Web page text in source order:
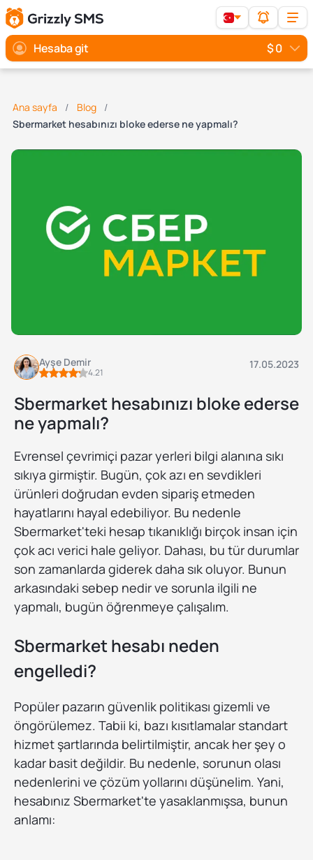
Hesaba git $ 0
Ana sayfa
Blog
Sbermarket hesabınızı bloke ederse ne yapmalı?
Ayşe Demir
4.21
17.05.2023
Sbermarket hesabınızı bloke ederse
ne yapmalı?
Evrensel çevrimiçi pazar yerleri bilgi alanına sıkı
sıkıya girmiştir. Bugün, çok azı en sevdikleri
ürünleri doğrudan evden sipariş etmeden
hayatlarını hayal edebiliyor. Bu nedenle
Sbermarket'teki hesap tıkanıklığı birçok insan için
çok acı verici hale geliyor. Dahası, bu tür durumlar
son zamanlarda giderek daha sık oluyor. Bunun
arkasındaki sebep nedir ve sorunla ilgili ne
yapmalı, bugün öğrenmeye çalışalım.
Sbermarket hesabı neden
engelledi?
Popüler pazarın güvenlik politikası gizemli ve
öngörülemez. Tabii ki, bazı kısıtlamalar standart
hizmet şartlarında belirtilmiştir, ancak her şey o
kadar basit değildir. Bu nedenle, sorunun olası
nedenlerini ve çözüm yollarını düşünelim. Yani,
hesabınız Sbermarket'te yasaklanmışsa, bunun
anlamı: